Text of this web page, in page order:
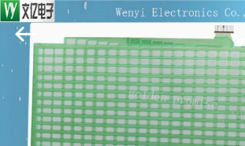
ΣΠΊΤΙ
ΠΡΟΪΌΝΤΑ
Jinyuanhang
Electronic
Technology
Co.,
Reserved.